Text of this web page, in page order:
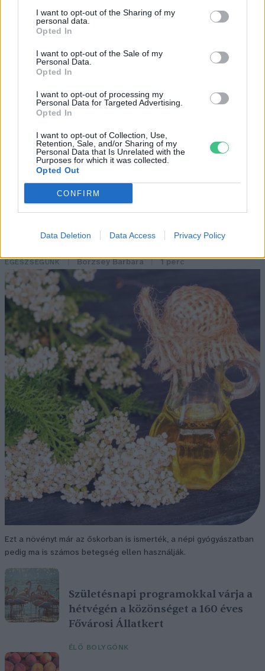
I want to opt-out of the Sharing of my
personal data.
Opted In
I want to opt-out of the Sale of my
Personal Data.
Opted In
I want to opt-out of processing my
Personal Data for Targeted Advertising.
Opted In
I want to opt-out of Collection, Use,
Retention, Sale, and/or Sharing of my
Personal Data that Is Unrelated with the
Purposes for which it was collected.
Opted Out
CONFIRM
Data Deletion Data Access Privacy Policy
„Mindegy már, hogy milyen
víz, csak víz legyen” |
Holnapután
Greendex 55:58
A
ismert gyógynövény
EGÉSZSÉGÜNK Börzsey Barbara 1 perc
Ezt a növényt már az őskorban is ismerték, a népi gyógyászatban
pedig ma is számos betegség ellen használják.
Születésnapi programokkal várja a
hétvégén a közönséget a 160 éves
Fővárosi Állatkert
ÉLŐ BOLYGÓNK